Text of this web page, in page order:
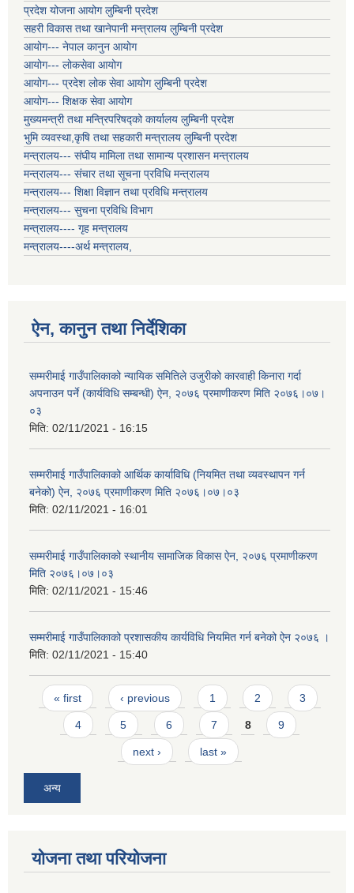
प्रदेश योजना आयोग लुम्बिनी प्रदेश
सहरी विकास तथा खानेपानी मन्त्रालय लुम्बिनी प्रदेश
आयोग--- नेपाल कानुन आयोग
आयोग--- लोकसेवा आयोग
आयोग--- प्रदेश लोक सेवा आयोग लुम्बिनी प्रदेश
आयोग--- शिक्षक सेवा आयोग
मुख्यमन्त्री तथा मन्त्रिपरिषद्को कार्यालय लुम्बिनी प्रदेश
भुमि व्यवस्था,कृषि तथा सहकारी मन्त्रालय लुम्बिनी प्रदेश
मन्त्रालय--- संघीय मामिला तथा सामान्य प्रशासन मन्त्रालय
मन्त्रालय--- संचार तथा सूचना प्रविधि मन्त्रालय
मन्त्रालय--- शिक्षा विज्ञान तथा प्रविधि मन्त्रालय
मन्त्रालय--- सुचना प्रविधि विभाग
मन्त्रालय---- गृह मन्त्रालय
मन्त्रालय----अर्थ मन्त्रालय,
ऐन, कानुन तथा निर्देशिका
सम्मरीमाई गाउँपालिकाको न्यायिक समितिले उजुरीको कारवाही किनारा गर्दा
अपनाउन पर्ने (कार्यविधि सम्बन्धी) ऐन, २०७६ प्रमाणीकरण मिति २०७६।०७।
०३
मिति: 02/11/2021 - 16:15
सम्मरीमाई गाउँपालिकाको आर्थिक कार्याविधि (नियमित तथा व्यवस्थापन गर्न
बनेको) ऐन, २०७६ प्रमाणीकरण मिति २०७६।०७।०३
मिति: 02/11/2021 - 16:01
सम्मरीमाई गाउँपालिकाको स्थानीय सामाजिक विकास ऐन, २०७६ प्रमाणीकरण
मिति २०७६।०७।०३
मिति: 02/11/2021 - 15:46
सम्मरीमाई गाउँपालिकाको प्रशासकीय कार्यविधि नियमित गर्न बनेको ऐन २०७६ ।
मिति: 02/11/2021 - 15:40
Pages
« first ‹ previous 1 2 3
4 5 6 7 8 9
next › last »
अन्य
योजना तथा परियोजना